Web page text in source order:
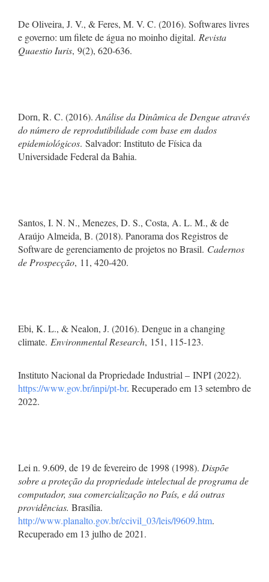
De Oliveira, J. V., & Feres, M. V. C. (2016). Softwares livres
e governo: um filete de água no moinho digital. Revista
Quaestio Iuris, 9(2), 620-636.
Dorn, R. C. (2016). Análise da Dinâmica de Dengue através
do número de reprodutibilidade com base em dados
epidemiológicos. Salvador: Instituto de Física da
Universidade Federal da Bahia.
Santos, I. N. N., Menezes, D. S., Costa, A. L. M., & de
Araújo Almeida, B. (2018). Panorama dos Registros de
Software de gerenciamento de projetos no Brasil. Cadernos
de Prospecção, 11, 420-420.
Ebi, K. L., & Nealon, J. (2016). Dengue in a changing
climate. Environmental Research, 151, 115-123.
Instituto Nacional da Propriedade Industrial – INPI (2022).
https://www.gov.br/inpi/pt-br. Recuperado em 13 setembro de
2022.
Lei n. 9.609, de 19 de fevereiro de 1998 (1998). Dispõe
sobre a proteção da propriedade intelectual de programa de
computador, sua comercialização no País, e dá outras
providências. Brasília.
http://www.planalto.gov.br/ccivil_03/leis/l9609.htm.
Recuperado em 13 julho de 2021.